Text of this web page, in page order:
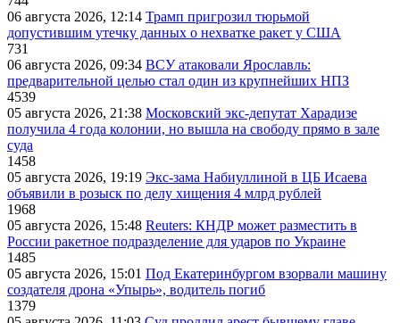
06 августа 2026, 12:14 Трамп пригрозил тюрьмой
допустившим утечку данных о нехватке ракет у США
731
06 августа 2026, 09:34 ВСУ атаковали Ярославль:
предварительной целью стал один из крупнейших НПЗ
4539
05 августа 2026, 21:38 Московский экс-депутат Харадизе
получила 4 года колонии, но вышла на свободу прямо в зале
суда
1458
05 августа 2026, 19:19 Экс-зама Набиуллиной в ЦБ Исаева
объявили в розыск по делу хищения 4 млрд рублей
1968
05 августа 2026, 15:48 Reuters: КНДР может разместить в
России ракетное подразделение для ударов по Украине
1485
05 августа 2026, 15:01 Под Екатеринбургом взорвали машину
создателя дрона «Упырь», водитель погиб
1379